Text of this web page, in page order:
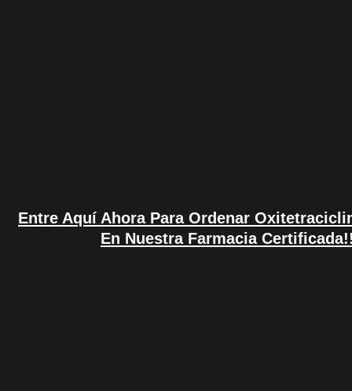
Entre Aquí Ahora Para Ordenar
En Nuestra Farmacia